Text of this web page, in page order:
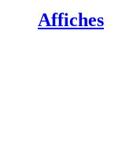
Affiches